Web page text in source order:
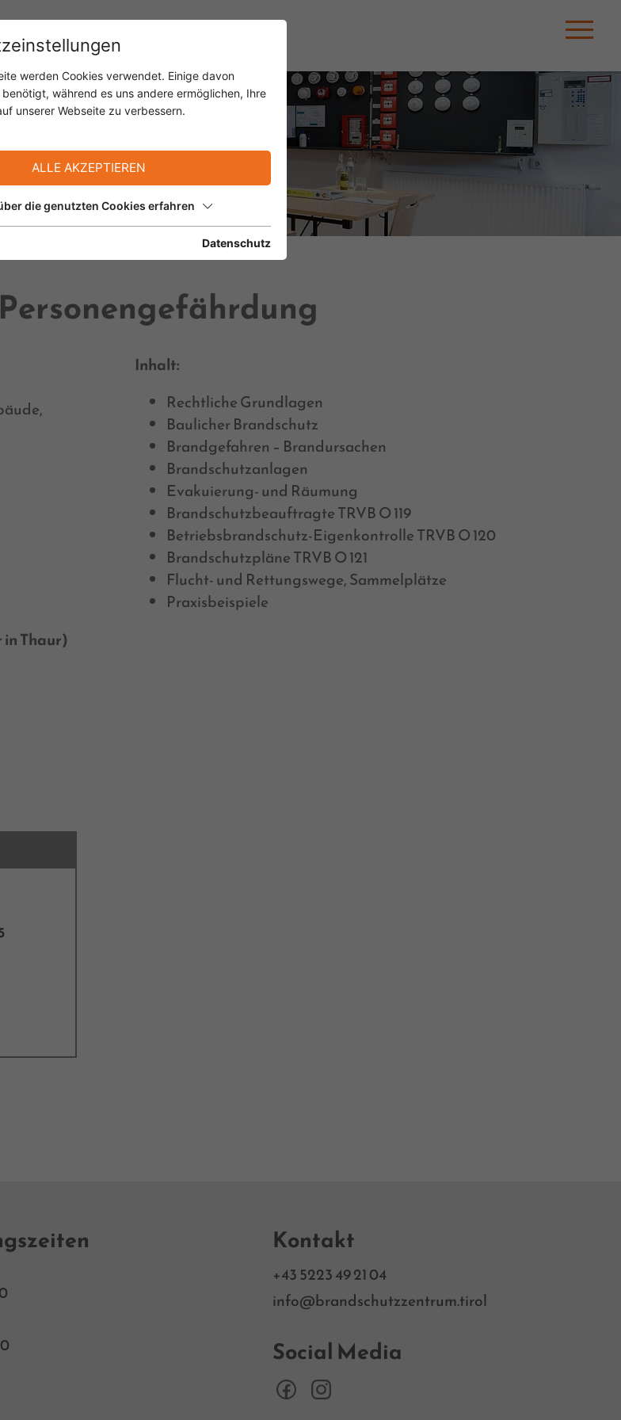
Thaur)
Inhalt:
Rechtliche Grundlagen
Baulicher Brandschutz
Brandgefahren – Brandursachen
Brandschutzanlagen
Evakuierung- und Räumung
Brandschutzbeauftragte TRVB O 119
Betriebsbrandschutz-Eigenkontrolle TRVB O 120
Brandschutzpläne TRVB O 121
Flucht- und Rettungswege, Sammelplätze
Praxisbeispiele
Kontakt
+43 5223 49 21 04
info@brandschutzzentrum.tirol
Social Media
werden Cookies verwendet. Einige davon
während es uns andere ermöglichen, Ihre
unserer Webseite zu verbessern.
ALLE AKZEPTIEREN
die genutzten Cookies erfahren
Datenschutz